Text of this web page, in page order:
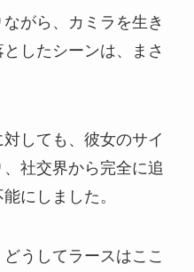
がら、カミラを生き
したシーンは、まさ
しても、彼女のサイ
社交界から完全に追
にしました。
うしてラースはここ